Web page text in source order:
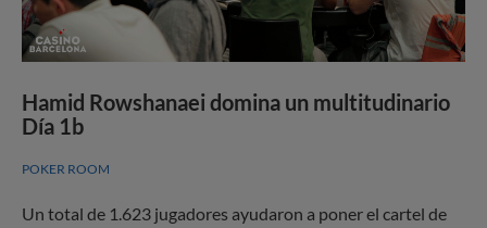
Hamid Rowshanaei domina un multitudinario
Día 1b
POKER ROOM
Un total de 1.623 jugadores ayudaron a poner el cartel de